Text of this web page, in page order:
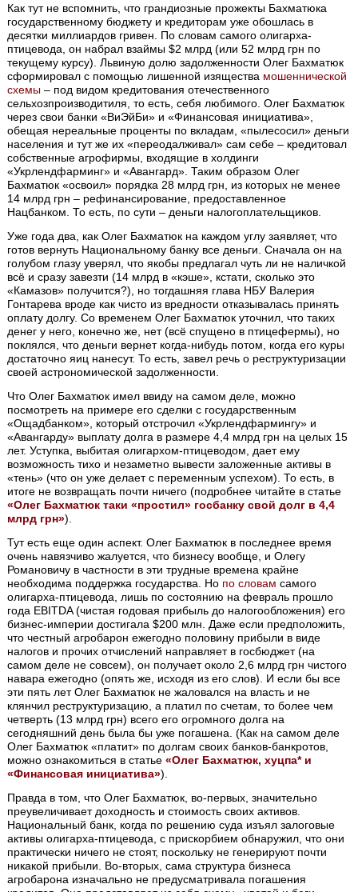
Как тут не вспомнить, что грандиозные прожекты Бахматюка
государственному бюджету и кредиторам уже обошлась в
десятки миллиардов гривен. По словам самого олигарха-
птицевода, он набрал взаймы $2 млрд (или 52 млрд грн по
текущему курсу). Львиную долю задолженности Олег Бахматюк
сформировал с помощью лишенной изящества мошеннической
схемы – под видом кредитования отечественного
сельхозпроизводитиля, то есть, себя любимого. Олег Бахматюк
через свои банки «ВиЭйБи» и «Финансовая инициатива»,
обещая нереальные проценты по вкладам, «пылесосил» деньги
населения и тут же их «переодалживал» сам себе – кредитовал
собственные агрофирмы, входящие в холдинги
«Укрлендфарминг» и «Авангард». Таким образом Олег
Бахматюк «освоил» порядка 28 млрд грн, из которых не менее
14 млрд грн – рефинансирование, предоставленное
Нацбанком. То есть, по сути – деньги налогоплательщиков.
Уже года два, как Олег Бахматюк на каждом углу заявляет, что
готов вернуть Национальному банку все деньги. Сначала он на
голубом глазу уверял, что якобы предлагал чуть ли не наличкой
всё и сразу завезти (14 млрд в «кэше», кстати, сколько это
«Камазов» получится?), но тогдашняя глава НБУ Валерия
Гонтарева вроде как чисто из вредности отказывалась принять
оплату долгу. Со временем Олег Бахматюк уточнил, что таких
денег у него, конечно же, нет (всё спущено в птицефермы), но
поклялся, что деньги вернет когда-нибудь потом, когда его куры
достаточно яиц нанесут. То есть, завел речь о реструктуризации
своей астрономической задолженности.
Что Олег Бахматюк имел ввиду на самом деле, можно
посмотреть на примере его сделки с государственным
«Ощадбанком», который отстрочил «Укрлендфармингу» и
«Авангарду» выплату долга в размере 4,4 млрд грн на целых 15
лет. Уступка, выбитая олигархом-птицеводом, дает ему
возможность тихо и незаметно вывести заложенные активы в
«тень» (что он уже делает с переменным успехом). То есть, в
итоге не возвращать почти ничего (подробнее читайте в статье
«Олег Бахматюк таки «простил» госбанку свой долг в 4,4
млрд грн»).
Тут есть еще один аспект. Олег Бахматюк в последнее время
очень навязчиво жалуется, что бизнесу вообще, и Олегу
Романовичу в частности в эти трудные времена крайне
необходима поддержка государства. Но по словам самого
олигарха-птицевода, лишь по состоянию на февраль прошло
года EBITDA (чистая годовая прибыль до налогообложения) его
бизнес-империи достигала $200 млн. Даже если предположить,
что честный агробарон ежегодно половину прибыли в виде
налогов и прочих отчислений направляет в госбюджет (на
самом деле не совсем), он получает около 2,6 млрд грн чистого
навара ежегодно (опять же, исходя из его слов). И если бы все
эти пять лет Олег Бахматюк не жаловался на власть и не
клянчил реструктуризацию, а платил по счетам, то более чем
четверть (13 млрд грн) всего его огромного долга на
сегодняшний день была бы уже погашена. (Как на самом деле
Олег Бахматюк «платит» по долгам своих банков-банкротов,
можно ознакомиться в статье«Олег Бахматюк, хуцпа* и
«Финансовая инициатива»).
Правда в том, что Олег Бахматюк, во-первых, значительно
преувеличивает доходность и стоимость своих активов.
Национальный банк, когда по решению суда изъял залоговые
активы олигарха-птицевода, с прискорбием обнаружил, что они
практически ничего не стоят, поскольку не генерируют почти
никакой прибыли. Во-вторых, сама структура бизнеса
агробарона изначально не предусматривала погашения